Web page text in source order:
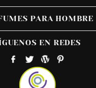
PARA HOMBRE
EN REDES